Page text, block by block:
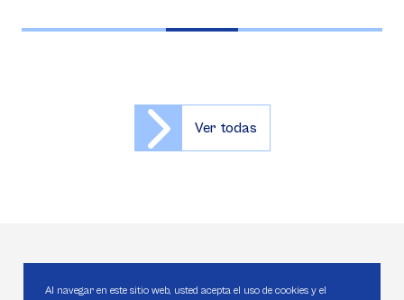
Ver todas
CONTACTO
Al navegar en este sitio web, usted acepta el uso de cookies y el